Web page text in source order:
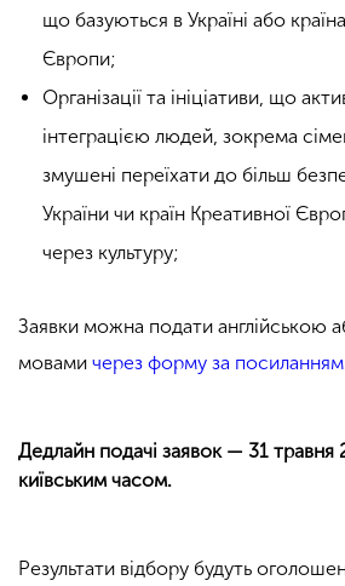
що базуються в Україні або
Європи;
Організації та ініціативи, що
інтеграцією людей, зокрема
змушені переїхати до більш
України чи країн Креативної
через культуру;
Заявки можна подати англійською
мовами через форму за посиланням
Дедлайн подачі заявок — 31 травня
київським часом.
Результати відбору будуть